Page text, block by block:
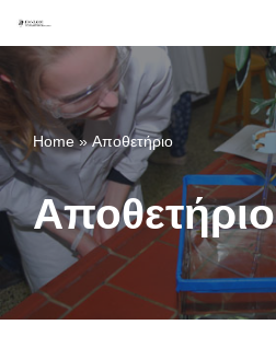
Μεταπηδήστε
στο
περιεχόμενο
Home»Αποθετήριο
Αποθετήριο